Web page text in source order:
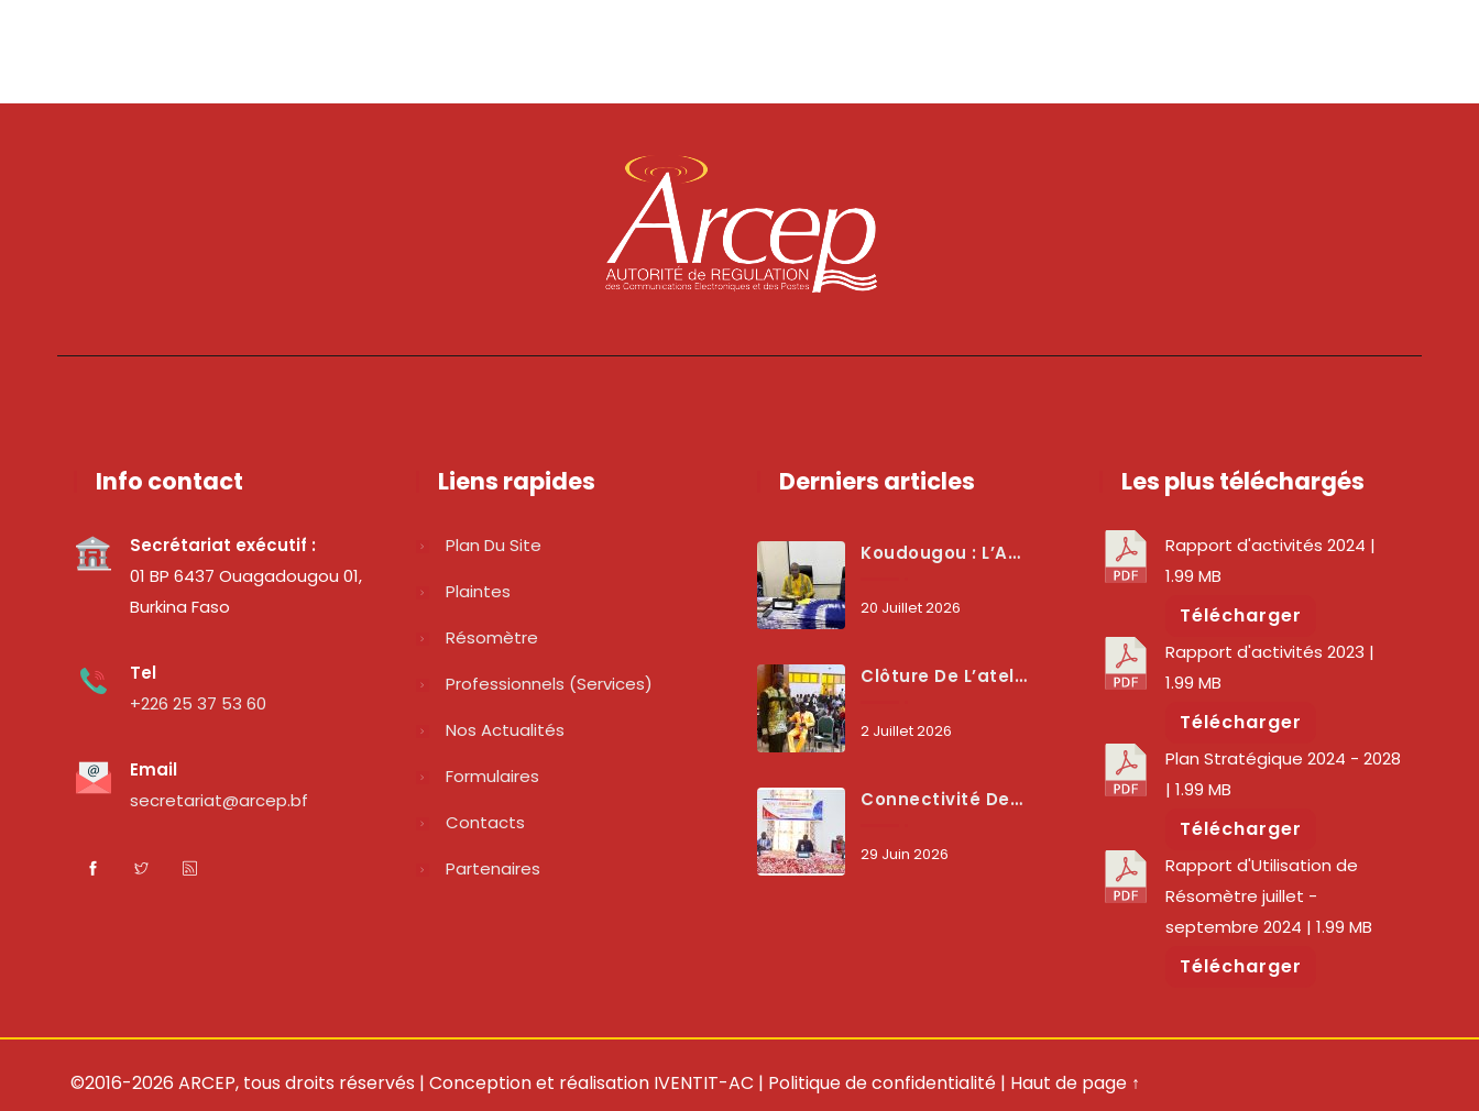
Info contact
Secrétariat exécutif :
01 BP 6437 Ouagadougou 01,
Burkina Faso
Tel
+226 25 37 53 60
Email
secretariat@arcep.bf
Liens rapides
Plan Du Site
Plaintes
Résomètre
Professionnels (services)
Nos Actualités
Formulaires
Contacts
Partenaires
Derniers articles
Koudougou : L’ARCEP Renforce Le Dialogue Avec Les Associations De Consommateurs Pour Mieux Protéger Les Usagers
20 Juillet 2026
Clôture De L’atelier National : L’ARCEP Et Les Collectivités Territoriales Consolident Leur Partenariat Pour Booster La Qualité Des Services Numériques
2 Juillet 2026
Connectivité Des Territoires : L’ARCEP Et Les Collectivités Territoriales Scellent Un Pacte Stratégique À Bobo-Dioulasso Pour Booster La Qualité Des Réseaux
29 Juin 2026
Les plus téléchargés
Rapport d'activités 2024 |
1.99 MB
Télécharger
Rapport d'activités 2023 |
1.99 MB
Télécharger
Plan Stratégique 2024 - 2028
| 1.99 MB
Télécharger
Rapport d'Utilisation de
Résomètre juillet -
septembre 2024 | 1.99 MB
Télécharger
©2016-2026 ARCEP, tous droits réservés | Conception et réalisation IVENTIT-AC | Politique de confidentialité | Haut de page ↑